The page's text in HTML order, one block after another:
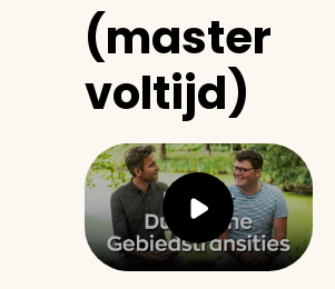
(master
voltijd)